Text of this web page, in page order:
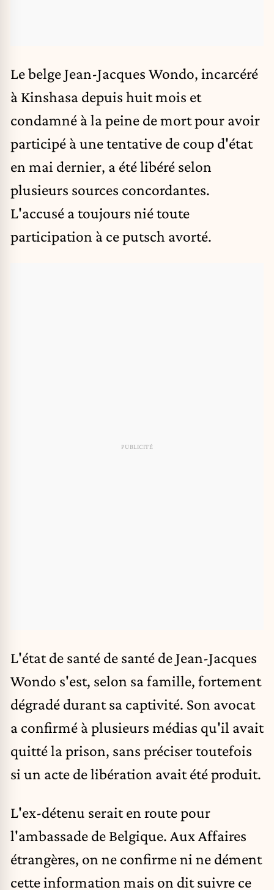
Le belge Jean-Jacques Wondo, incarcéré
à Kinshasa depuis huit mois et
condamné à la peine de mort pour avoir
participé à une tentative de coup d'état
en mai dernier, a été libéré selon
plusieurs sources concordantes.
L'accusé a toujours nié toute
participation à ce putsch avorté.
L'état de santé de santé de Jean-Jacques
Wondo s'est, selon sa famille, fortement
dégradé durant sa captivité. Son avocat
a confirmé à plusieurs médias qu'il avait
quitté la prison, sans préciser toutefois
si un acte de libération avait été produit.
L'ex-détenu serait en route pour
l'ambassade de Belgique. Aux Affaires
étrangères, on ne confirme ni ne dément
cette information mais on dit suivre ce